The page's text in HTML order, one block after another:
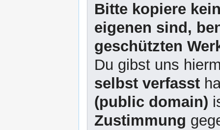
Bitte kopiere
eigenen sind,
geschützten
Du gibst uns
selbst verfasst
(public domain)
Zustimmung